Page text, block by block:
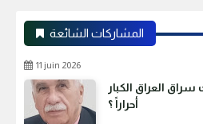
المشاركات الشائعة
11 juin 2026
سراق العراق الكبار
أحراراً ؟